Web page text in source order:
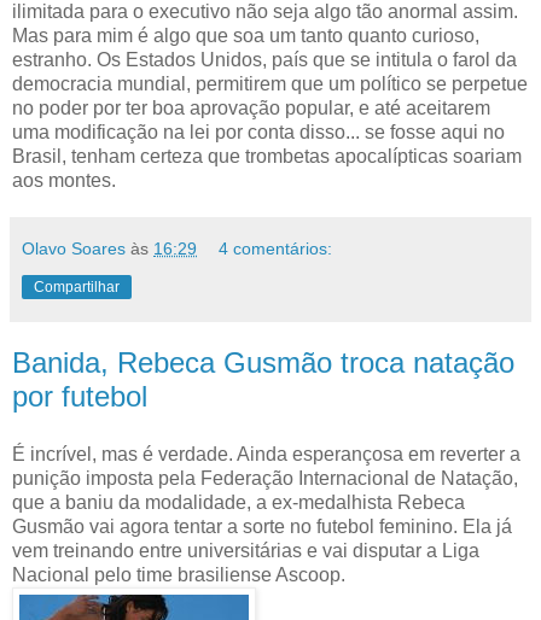
ilimitada para o executivo não seja algo tão anormal assim.
Mas para mim é algo que soa um tanto quanto curioso,
estranho. Os Estados Unidos, país que se intitula o farol da
democracia mundial, permitirem que um político se perpetue
no poder por ter boa aprovação popular, e até aceitarem
uma modificação na lei por conta disso... se fosse aqui no
Brasil, tenham certeza que trombetas apocalípticas soariam
aos montes.
Olavo Soares às 16:29 4 comentários:
Compartilhar
Banida, Rebeca Gusmão troca natação
por futebol
É incrível, mas é verdade. Ainda esperançosa em reverter a
punição imposta pela Federação Internacional de Natação,
que a baniu da modalidade, a ex-medalhista Rebeca
Gusmão vai agora tentar a sorte no futebol feminino. Ela já
vem treinando entre universitárias e vai disputar a Liga
Nacional pelo time brasiliense Ascoop.